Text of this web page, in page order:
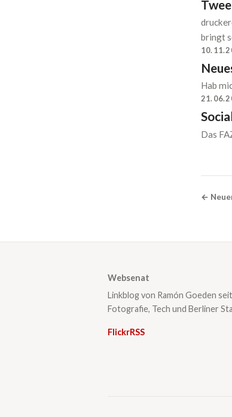
bringt
Hab
Das
←
Websenat
Linkblog von Ramón Goeden
Fotografie, Tech und Berliner
FlickrRSS